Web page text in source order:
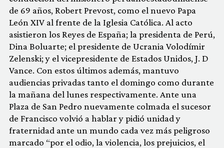
de 69 años, Robert Prevost, como el nuevo Papa
León XIV al frente de la Iglesia Católica. Al acto
asistieron los Reyes de España; la presidenta de Perú,
Dina Boluarte; el presidente de Ucrania Volodímir
Zelenski; y el vicepresidente de Estados Unidos, J. D
Vance. Con estos últimos además, mantuvo
audiencias privadas tanto el domingo como durante
la mañana del lunes respectivamente. Ante una
Plaza de San Pedro nuevamente colmada el sucesor
de Francisco volvió a hablar y pidió unidad y
fraternidad ante un mundo cada vez más peligroso
marcado “por el odio, la violencia, los prejuicios, el